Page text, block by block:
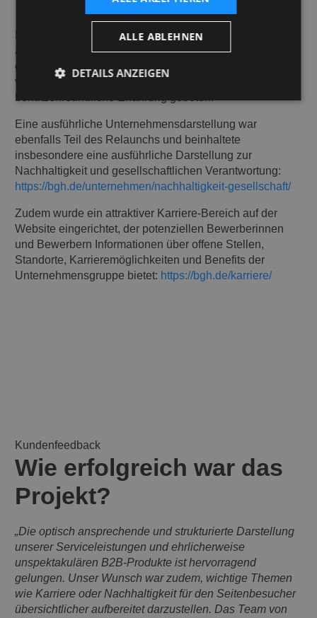
Da eine internationale Ausrichtung des Vertriebs
angestrebt werden sollte, ist die Website zweisprachig
gestaltet. Dadurch werden potenzielle Kunden aus
verschiedenen Ländern angesprochen und ihnen eine
Eine ausführliche Unternehmensdarstellung war
ebenfalls Teil des Relaunchs und beinhaltete
insbesondere eine ausführliche Darstellung zur
Nachhaltigkeit und gesellschaftlichen Verantwortung:
https://bgh.de/unternehmen/nachhaltigkeit-gesellschaft/
Zudem wurde ein attraktiver Karriere-Bereich auf der
Website eingerichtet, der potenziellen Bewerberinnen
und Bewerbern Informationen über offene Stellen,
Standorte, Karrieremöglichkeiten und Benefits der
Unternehmensgruppe bietet: https://bgh.de/karriere/
Kundenfeedback
Wie erfolgreich war das
Projekt?
„Die optisch ansprechende und strukturierte Darstellung
unserer Serviceleistungen und ehrlicherweise
unspektakulären B2B-Produkte ist hervorragend
gelungen. Unser Wunsch war zudem, wichtige Themen
wie Karriere oder Nachhaltigkeit für den Seitenbesucher
übersichtlicher aufbereitet darzustellen. Das Team von
ALLE ABLEHNEN
DETAILS ANZEIGEN